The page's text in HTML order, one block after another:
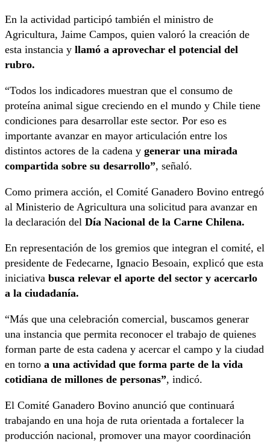
En la actividad participó también el ministro de
Agricultura, Jaime Campos, quien valoró la creación de
esta instancia y llamó a aprovechar el potencial del
rubro.
“Todos los indicadores muestran que el consumo de
proteína animal sigue creciendo en el mundo y Chile tiene
condiciones para desarrollar este sector. Por eso es
importante avanzar en mayor articulación entre los
distintos actores de la cadena y generar una mirada
compartida sobre su desarrollo”, señaló.
Como primera acción, el Comité Ganadero Bovino entregó
al Ministerio de Agricultura una solicitud para avanzar en
la declaración del Día Nacional de la Carne Chilena.
En representación de los gremios que integran el comité, el
presidente de Fedecarne, Ignacio Besoain, explicó que esta
iniciativa busca relevar el aporte del sector y acercarlo
a la ciudadanía.
“Más que una celebración comercial, buscamos generar
una instancia que permita reconocer el trabajo de quienes
forman parte de esta cadena y acercar el campo y la ciudad
en torno a una actividad que forma parte de la vida
cotidiana de millones de personas”, indicó.
El Comité Ganadero Bovino anunció que continuará
trabajando en una hoja de ruta orientada a fortalecer la
producción nacional, promover una mayor coordinación